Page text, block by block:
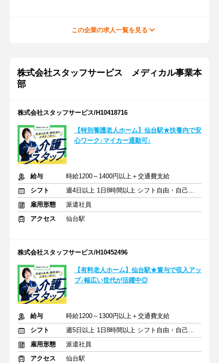
この企業の求人一覧を見る
株式会社スタッフサービス メディカル事業本
部
株式会社スタッフサービス/H10418716
【特別養護老人ホーム】仙台駅★扶養内で安
心ワーク♪マイカー通勤可♪
給与
時給1200～1400円以上＋交通費支給
シフト
週4日以上 1日8時間以上 シフト自由・自己申告
雇用形態
派遣社員
アクセス
仙台駅
株式会社スタッフサービス/H10452496
【有料老人ホーム】仙台駅★賞与で収入アッ
プ♪幅広い世代が活躍中◎
給与
時給1200～1300円以上＋交通費支給
シフト
週5日以上 1日8時間以上 シフト自由・自己申告
雇用形態
派遣社員
アクセス
仙台駅